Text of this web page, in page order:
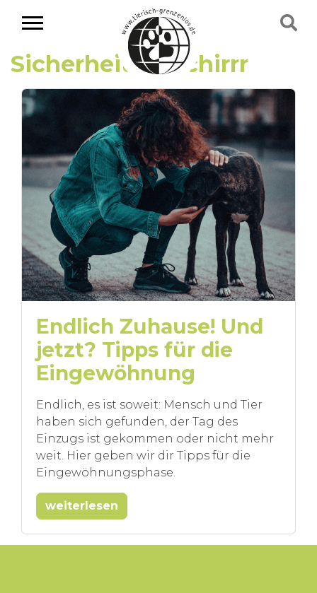
Sicherheitsgeschirrr
Endlich Zuhause! Und
jetzt? Tipps für die
Eingewöhnung
Endlich, es ist soweit: Mensch und Tier
haben sich gefunden, der Tag des
Einzugs ist gekommen oder nicht mehr
weit. Hier geben wir dir Tipps für die
Eingewöhnungsphase.
weiterlesen